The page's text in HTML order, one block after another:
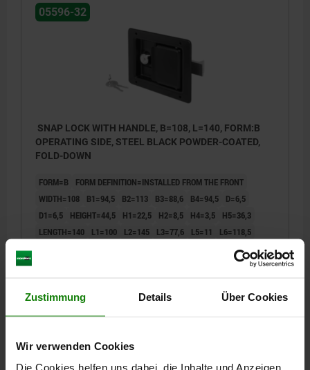
Zustimmung Details Über Cookies
Wir verwenden Cookies
Die Cookies helfen uns dabei, die Inhalte und Anzeigen
1) Mounting cut-out
05596-32
SNAP LOCK WITH HANDLE, B=108, L=140, FORM:B
OPERATING SIDE, STEEL BLACK POWDER-COATED,
FOLD-DOWN
FORM=B
FORM DEFINITION=INSTALLED FROM THE FRONT
WIDTH=108
B1=94,5 B2=113 B3=88,6 B4=94,5
D=6,5
D1=6,5
HEIGHT=44,5 H1=22,5 H2=8,5 H4=3,5
H5=36,3
LENGTH=140
L1=100 L2=145 L3=77,6 L5=11
L6=118,5
€28.33
plus sales tax